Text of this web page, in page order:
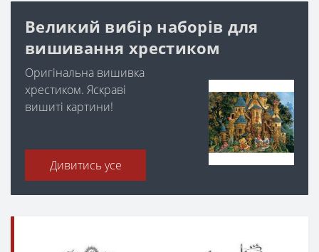
Великий вибір наборів для
вишивання хрестиком
Оригінальна вишивка
хрестиком. Яскраві
вишиті картини!
Дивитись усе